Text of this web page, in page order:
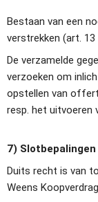
Bestaan van een
verstrekken (art. 13
De verzamelde
verzoeken om
opstellen van
resp. het uitvoeren
7) Slotbepalingen
Duits recht is van
Weens